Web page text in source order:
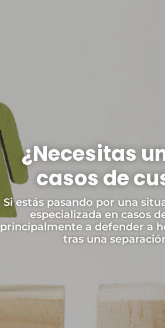
¿Necesitas
casos de
Si estás pasando por una
especializada en casos
principalmente a defender a
tras una